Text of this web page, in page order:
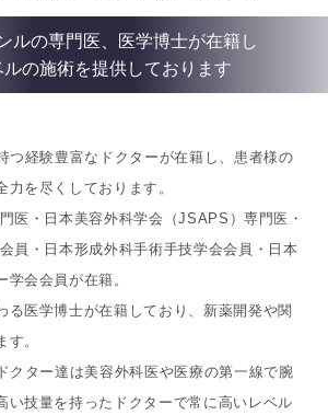
ルの専門医、医学博士が在籍し
の施術を提供しております
つ経験豊富なドクターが在籍し、患者様の
力を尽くしております。
医・日本美容外科学会（JSAPS）専門医・
員・日本形成外科手術手技学会会員・日本
学会会員が在籍。
る医学博士が在籍しており、新薬開発や関
。
クター達は美容外科医や医療の第一線で腕
い技量を持ったドクターで常に高いレベル